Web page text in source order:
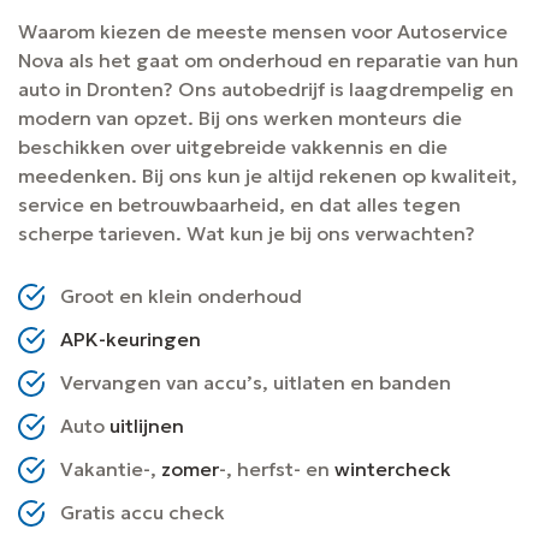
Waarom kiezen de meeste mensen voor Autoservice
Nova als het gaat om onderhoud en reparatie van hun
auto in Dronten? Ons autobedrijf is laagdrempelig en
modern van opzet. Bij ons werken monteurs die
beschikken over uitgebreide vakkennis en die
meedenken. Bij ons kun je altijd rekenen op kwaliteit,
service en betrouwbaarheid, en dat alles tegen
scherpe tarieven. Wat kun je bij ons verwachten?
Groot en klein onderhoud
APK-keuringen
Vervangen van accu’s, uitlaten en banden
Auto uitlijnen
Vakantie-, zomer-, herfst- en wintercheck
Gratis accu check